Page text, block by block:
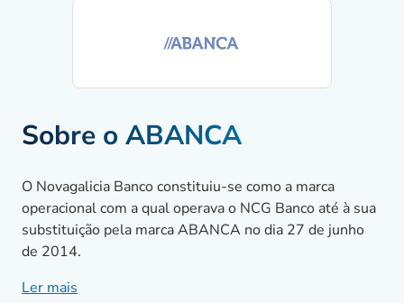
Sobre o ABANCA
O Novagalicia Banco constituiu-se como a marca
operacional com a qual operava o NCG Banco até à sua
substituição pela marca ABANCA no dia 27 de junho
de 2014.
O atual ABANCA é uma marca comercial que é
Ler mais